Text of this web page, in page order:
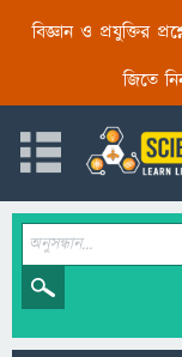
বিজ্ঞান ও প্রযুক্তির
জিতে